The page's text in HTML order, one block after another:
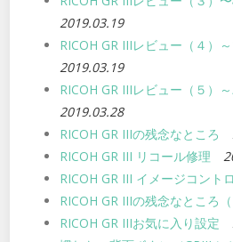
2019.03.19
RICOH GR IIIレビュー（４）
2019.03.19
RICOH GR IIIレビュー（５）
2019.03.28
RICOH GR IIIの残念なところ
RICOH GR III リコール修理
RICOH GR III イメージコン
RICOH GR IIIの残念なとこ
RICOH GR IIIお気に入り設定